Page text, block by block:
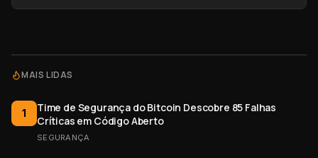
MAIS LIDAS
1
Time de Segurança do Bitcoin Descobre 85 Falhas
Críticas em Código Aberto
SEGURANÇA